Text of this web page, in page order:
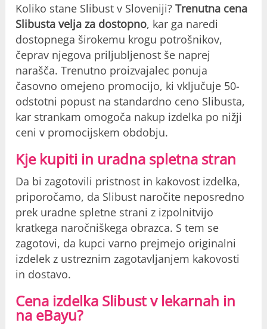
Koliko stane Slibust v Sloveniji?Trenutna cena
Slibusta velja za dostopno, kar ga naredi
dostopnega širokemu krogu potrošnikov,
čeprav njegova priljubljenost še naprej
narašča. Trenutno proizvajalec ponuja
časovno omejeno promocijo, ki vključuje 50-
odstotni popust na standardno ceno Slibusta,
kar strankam omogoča nakup izdelka po nižji
ceni v promocijskem obdobju.
Kje kupiti in uradna spletna stran
Da bi zagotovili pristnost in kakovost izdelka,
priporočamo, da Slibust naročite neposredno
prek uradne spletne strani z izpolnitvijo
kratkega naročniškega obrazca. S tem se
zagotovi, da kupci varno prejmejo originalni
izdelek z ustreznim zagotavljanjem kakovosti
in dostavo.
Cena izdelka Slibust v lekarnah in
na eBayu?